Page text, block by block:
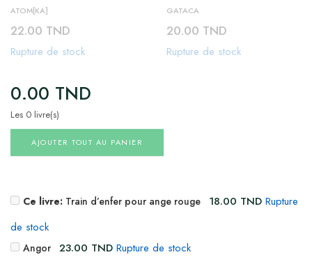
ATOM[KA]
22.00 TND
Rupture de stock
GATACA
20.00 TND
Rupture de stock
0.00 TND
Les 0 livre(s)
AJOUTER TOUT AU PANIER
Ce livre: Train d’enfer pour ange rouge 18.00 TND Rupture
de stock
Angor 23.00 TND Rupture de stock